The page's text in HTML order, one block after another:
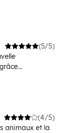
(5/5)
(4/5)
animaux et la